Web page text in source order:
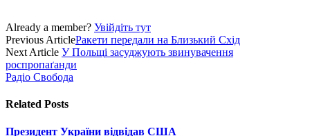
Already a member? Увійдіть тут
Previous ArticleРакети передали на Близький Схід
Next Article У Польщі засуджують звинувачення
роспропаґанди
Радіо Свобода
Related Posts
Президент України відвідав США